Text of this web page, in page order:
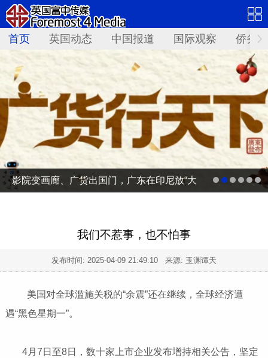
首页 英国动态 中国报道 国际观察 侨务
影院变画廊、广货出国门，广东在印尼放“大
我们不惹事，也不怕事
发布时间: 2025-04-09 21:49:10 来源: 玉渊谭天
美国对全球滥施关税的“余震”还在继续，全球经济遭
遇“黑色星期一”。
4月7日至8日，数十家上市企业发布增持相关公告，坚定